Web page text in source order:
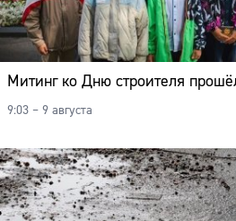
Митинг ко Дню строителя
9:03 – 9 августа